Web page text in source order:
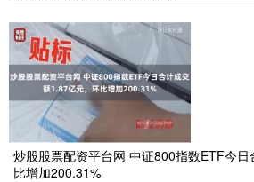
炒股股票配资平台网 中证800指数ETF今
比增加200.31%